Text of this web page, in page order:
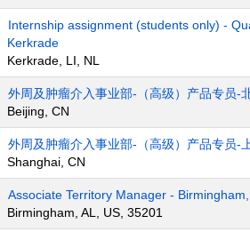
Internship assignment (students only) -
Kerkrade
Kerkrade, LI, NL
外周及肿瘤介入事业部-（高级）产品专员-
Beijing, CN
外周及肿瘤介入事业部-（高级）产品专员-
Shanghai, CN
Associate Territory Manager - Birmingham,
Birmingham, AL, US, 35201